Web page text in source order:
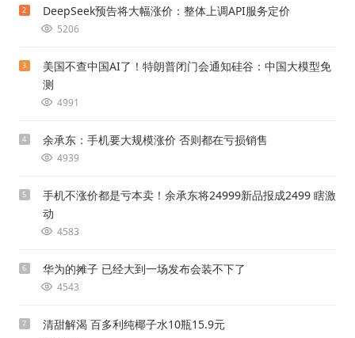
2 DeepSeek预告将大幅涨价：整体上调API服务定价
5206
3
美国不查中国AI了！特朗普闭门会通知硅谷：中国大模型免
测
4991
4 余承东：手机要大规模涨价 否则都在亏损销售
4939
5
手机不涨价都是亏本卖！余承东将24999新品报成2499 瞎激
动
4583
6 华为的摊子 已经大到一场发布会装不下了
4543
7 清甜解渴 百多利纯椰子水10瓶15.9元